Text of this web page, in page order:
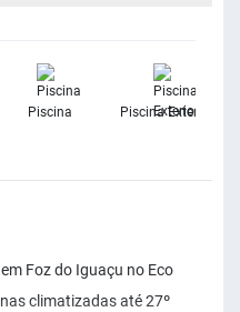
Piscina Piscina Exterior
Foz do Iguaçu no Eco
climatizadas até 27º